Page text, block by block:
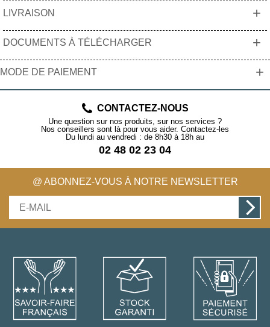
LIVRAISON +
DOCUMENTS À TÉLÉCHARGER +
MODE DE PAIEMENT +
CONTACTEZ-NOUS
Une question sur nos produits, sur nos services ?
Nos conseillers sont là pour vous aider. Contactez-les
Du lundi au vendredi : de 8h30 à 18h au
02 48 02 23 04
@ ABONNEZ-VOUS À NOTRE NEWSLETTER